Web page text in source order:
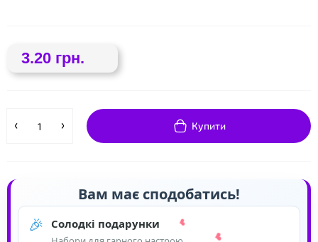
3.20 грн.
Купити
Вам має сподобатись!
🎉 Солодкі подарунки